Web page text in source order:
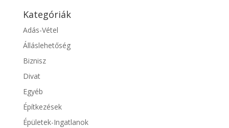
Kategóriák
Adás-Vétel
Álláslehetőség
Biznisz
Divat
Egyéb
Építkezések
Épületek-Ingatlanok